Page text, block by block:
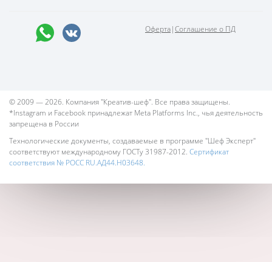
Оферта|Соглашение о ПД
© 2009 — 2026. Компания "Креатив-шеф". Все права защищены.
*Instagram и Facebook принадлежат Meta Platforms Inc., чья деятельность
запрещена в России
Технологические документы, создаваемые в программе "Шеф Эксперт"
соответствуют международному ГОСТу 31987-2012. Сертификат
соответствия № РОСС RU.АД44.Н03648.